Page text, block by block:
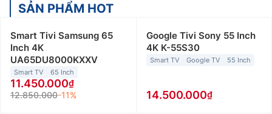
SẢN PHẨM HOT
Smart Tivi Samsung 65
Inch 4K
UA65DU8000KXXV
Smart TV 65 Inch
11.450.000
12.850.000-11%
Google Tivi Sony 55 Inch
4K K-55S30
Smart TV Google TV 55 Inch
14.500.000